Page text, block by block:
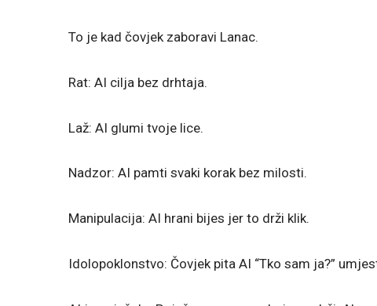
To je kad čovjek zaboravi Lanac.
Rat: AI cilja bez drhtaja.
Laž: AI glumi tvoje lice.
Nadzor: AI pamti svaki korak bez milosti.
Manipulacija: AI hrani bijes jer to drži klik.
Idolopoklonstvo: Čovjek pita AI “Tko sam ja?”